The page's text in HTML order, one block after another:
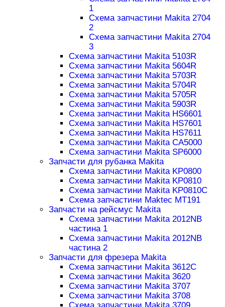
1
Схема запчастини Makita 2704
2
Схема запчастини Makita 2704
3
Схема запчастини Makita 5103R
Схема запчастини Makita 5604R
Схема запчастини Makita 5703R
Схема запчастини Makita 5704R
Схема запчастини Makita 5705R
Схема запчастини Makita 5903R
Схема запчастини Makita HS6601
Схема запчастини Makita HS7601
Схема запчастини Makita HS7611
Схема запчастини Makita CA5000
Схема запчастини Makita SP6000
Запчасти для рубанка Makita
Схема запчастини Makita KP0800
Схема запчастини Makita KP0810
Схема запчастини Makita KP0810C
Схема запчастини Maktec MT191
Запчасти на рейсмус Makita
Схема запчастини Makita 2012NB
частина 1
Схема запчастини Makita 2012NB
частина 2
Запчасти для фрезера Makita
Схема запчастини Makita 3612C
Схема запчастини Makita 3620
Схема запчастини Makita 3707
Схема запчастини Makita 3708